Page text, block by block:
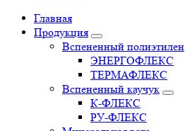
Главная
Продукция
Вспененный полиэтилен
ЭНЕРГОФЛЕКС
ТЕРМАФЛЕКС
Вспененный каучук
К-ФЛЕКС
РУ-ФЛЕКС